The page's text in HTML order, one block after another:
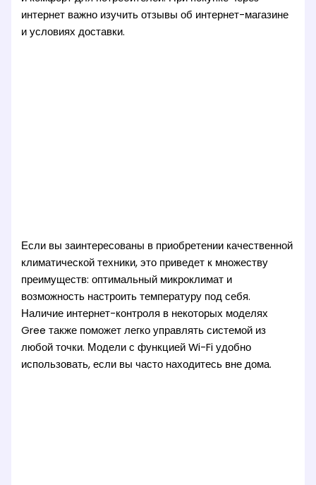
интернет важно изучить отзывы об интернет-магазине
и условиях доставки.
Если вы заинтересованы в приобретении качественной
климатической техники, это приведет к множеству
преимуществ: оптимальный микроклимат и
возможность настроить температуру под себя.
Наличие интернет-контроля в некоторых моделях
Gree также поможет легко управлять системой из
любой точки. Модели с функцией Wi-Fi удобно
использовать, если вы часто находитесь вне дома.